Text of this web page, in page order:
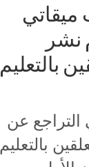
نشر
بالتعليم
عن
بالتعليم